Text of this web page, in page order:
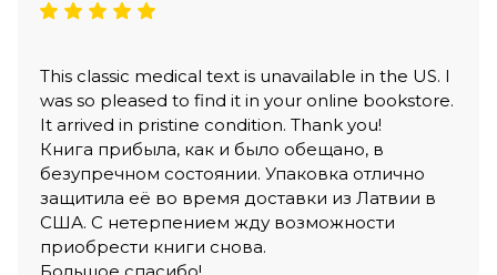
This classic medical text is unavailable in the US. I
was so pleased to find it in your online bookstore.
It arrived in pristine condition. Thank you!
Книга прибыла, как и было обещано, в
безупречном состоянии. Упаковка отлично
защитила её во время доставки из Латвии в
США. С нетерпением жду возможности
приобрести книги снова.